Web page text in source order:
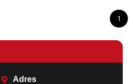
1
Adres